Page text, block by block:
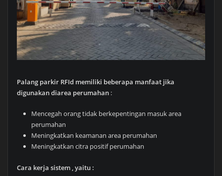
Palang parkir RFId memiliki beberapa manfaat jika
digunakan diarea perumahan:
Mencegah orang tidak berkepentingan masuk area
perumahan
Meningkatkan keamanan area perumahan
Meningkatkan citra positif perumahan
Cara kerja sistem , yaitu :